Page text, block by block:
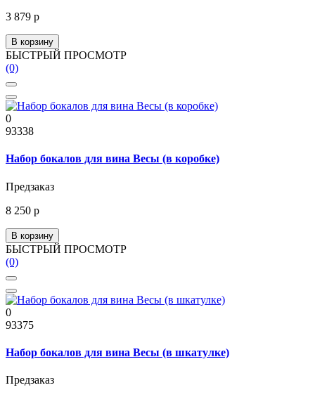
3 879 р
В корзину
БЫСТРЫЙ ПРОСМОТР
(0)
0
93338
Набор бокалов для вина Весы (в коробке)
Предзаказ
8 250 р
В корзину
БЫСТРЫЙ ПРОСМОТР
(0)
0
93375
Набор бокалов для вина Весы (в шкатулке)
Предзаказ